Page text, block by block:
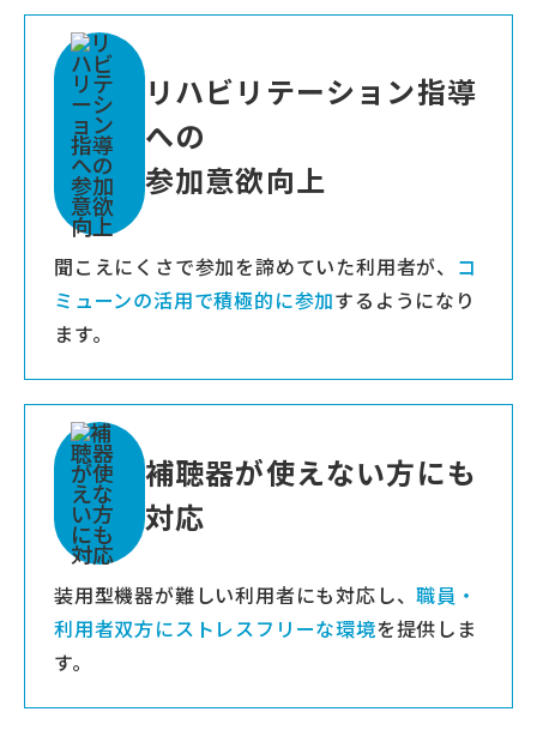
リハビリテーション指導
への
参加意欲向上
聞こえにくさで参加を諦めていた利用者が、 コ
ミューンの活用で積極的に参加するようになり
ます。
補聴器が使えない方にも
対応
装用型機器が難しい利用者にも対応し、職員・
利用者双方にストレスフリーな環境を提供しま
す。